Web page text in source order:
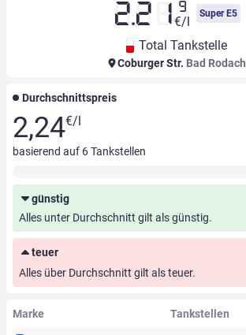
2.21 9
€/l
Super E5
Total Tankstelle
Coburger Str. Bad Rodach
Durchschnittspreis
2,24€/l
basierend auf 6Tankstellen
günstig
Alles unter Durchschnitt gilt als günstig.
teuer
Alles über Durchschnitt gilt als teuer.
Marke Tankstellen